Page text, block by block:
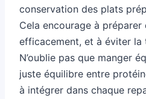
conservation des plats
Cela encourage à
efficacement, et à éviter
N’oublie pas que manger
juste équilibre entre
à intégrer dans chaque